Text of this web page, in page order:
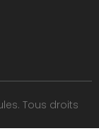
Tous droits